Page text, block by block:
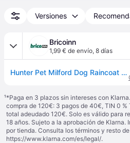
Versiones
Bricoinn
1,99 € de envío, 8 días
Hunter Pet Milford Dog Raincoat Azul 35 cm
¹*Paga en 3 plazos sin intereses con
compra de 120€: 3 pagos de 40€, TIN 0 %
total adeudado 120€. Solo es válido para
18 años. Sujeto a la aprobación de Klarna.
por tienda. Consulta los términos y resto
https://www.klarna.com/es/legal/.